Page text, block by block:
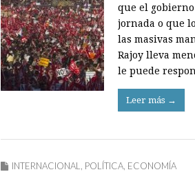
que el
jornada o que
las masivas
Rajoy lleva
le puede
Leer más →
INTERNACIONAL POLÍTICA ECONOMÍA